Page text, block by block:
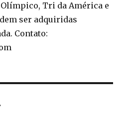
Olímpico, Tri da América e
ser adquiridas
Contato: